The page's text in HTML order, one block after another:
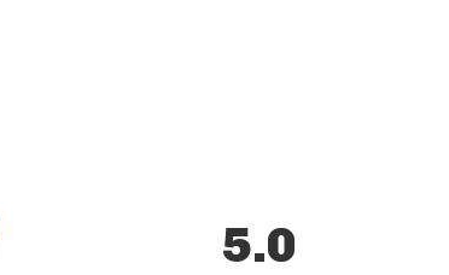
5.0